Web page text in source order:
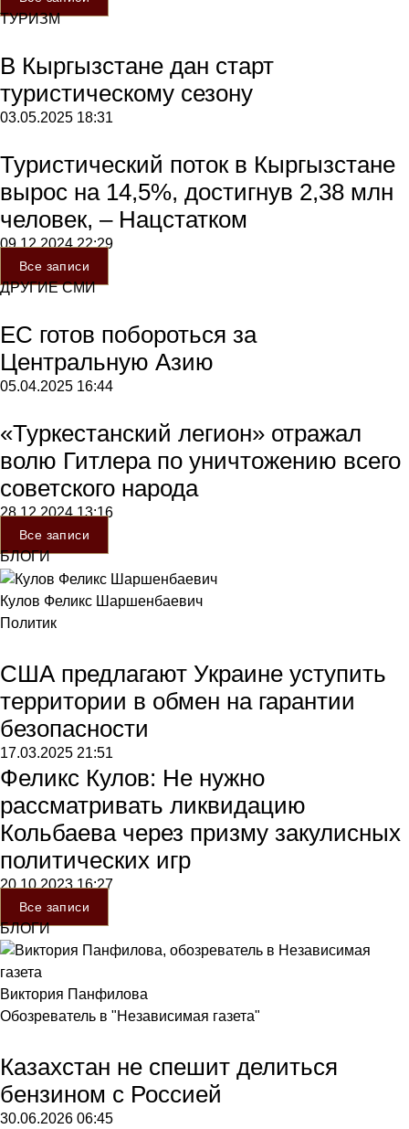
ТУРИЗМ
В Кыргызстане дан старт
туристическому сезону
03.05.2025 18:31
Туристический поток в Кыргызстане
вырос на 14,5%, достигнув 2,38 млн
человек, – Нацстатком
09.12.202422:29
Все записи
ДРУГИЕ СМИ
ЕС готов побороться за
Центральную Азию
05.04.2025 16:44
«Туркестанский легион» отражал
волю Гитлера по уничтожению всего
советского народа
28.12.202413:16
Все записи
БЛОГИ
Кулов Феликс Шаршенбаевич
Политик
США предлагают Украине уступить
территории в обмен на гарантии
безопасности
17.03.2025 21:51
Феликс Кулов: Не нужно
рассматривать ликвидацию
Кольбаева через призму закулисных
политических игр
20.10.202316:27
Все записи
БЛОГИ
Виктория Панфилова
Обозреватель в "Независимая газета"
Казахстан не спешит делиться
бензином с Россией
30.06.2026 06:45